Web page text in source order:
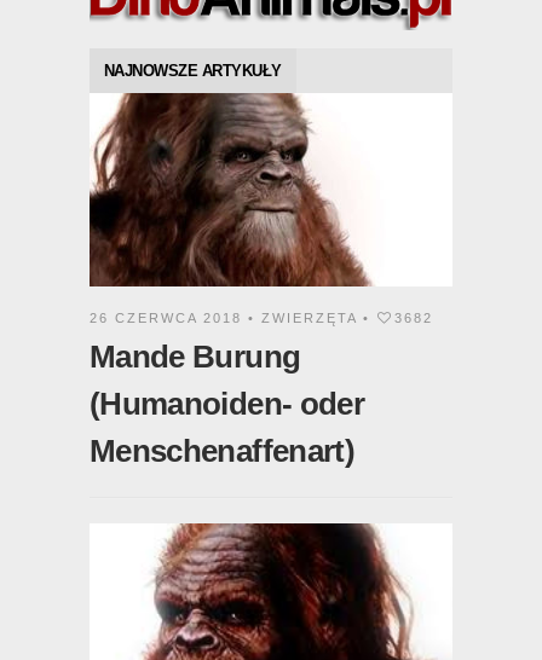
26 CZERWCA 2018 • ZWIERZĘTA •
Mande Burung
(Humanoiden- oder
Menschenaffenart)